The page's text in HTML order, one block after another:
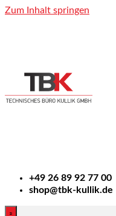
Zum Inhalt springen
+49 26 89 92 77 00
shop@tbk-kullik.de